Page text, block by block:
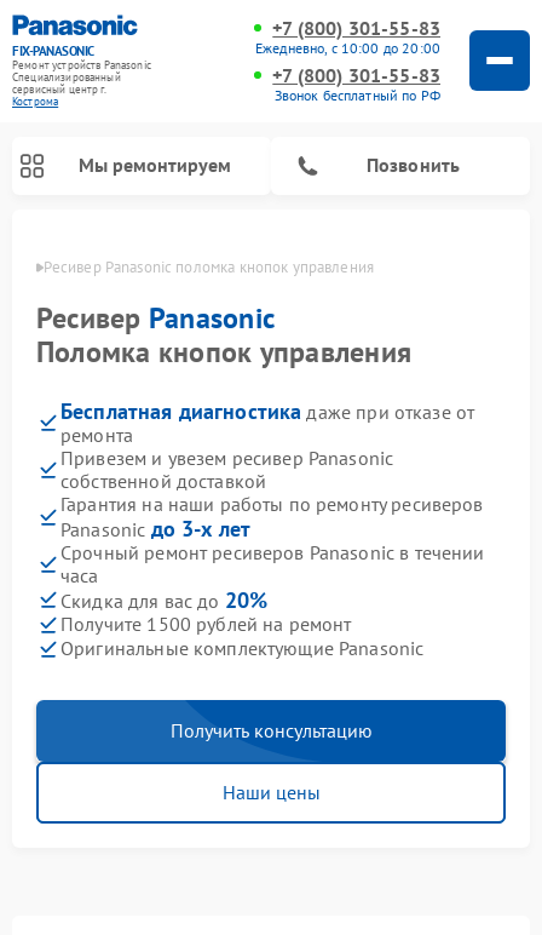
FIX-PANASONIC
Ремонт устройств Panasonic
Специализированный
cервисный центр г.
Кострома
+7 (800) 301-55-83
Ежедневно, с 10:00 до 20:00
+7 (800) 301-55-83
Звонок бесплатный по РФ
Мы ремонтируем Позвонить
Ресивер Panasonic поломка кнопок управления
Ресивер Panasonic
Поломка кнопок управления
Бесплатная диагностика даже при отказе от
ремонта
Привезем и увезем ресивер Panasonic
собственной доставкой
Гарантия на наши работы по ремонту ресиверов
Panasonic до 3-х лет
Срочный ремонт ресиверов Panasonic в течении
часа
Скидка для вас до 20%
Получите 1500 рублей на ремонт
Оригинальные комплектующие Panasonic
Получить консультацию
Наши цены